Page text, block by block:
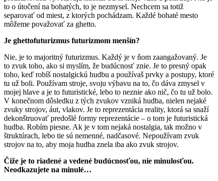
to o útočení na bohatých, to je nezmysel. Nechcem sa totiž
separovať od miest, z ktorých pochádzam. Každé bohaté mesto
môžeme považovať za ghetto.
Je ghettofuturizmus futurizmom menšín?
Nie, je to majoritný futurizmus. Každý je v ňom zaangažovaný. Je
to zvuk toho, ako si myslím, že budúcnosť znie. Je to presný opak
toho, keď robíš nostalgickú hudbu a používaš prvky a postupy, ktoré
tu už boli. Používam stroje, svoju výbavu na to, čo dáva zmysel v
mojej hlave a je to futuristické, lebo to neznie ako nič, čo tu už bolo.
V konečnom dôsledku z tých zvukov vzniká hudba, nielen nejaké
zvuky strojov, áut, vlakov. Je to reprezentácia reality, ktorá sa snaží
dekonštruovať predošlé formy reprezentácie – o tom je futuristická
hudba. Robím piesne. Ak je v tom nejaká nostalgia, tak možno v
štruktúrach, lebo tie sú nemenné, nadčasové. Nepoužívam zvuk
strojov na to, aby moja hudba znela iba ako zvuk strojov.
Čiže je to riadené a vedené budúcnosťou, nie minulosťou.
Neodkazujete na minulé…